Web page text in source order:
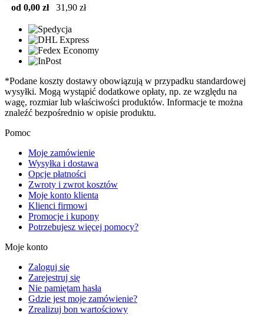
od 0,00 zł
31,90 zł
*Podane koszty dostawy obowiązują w przypadku standardowej
wysyłki. Mogą wystąpić dodatkowe opłaty, np. ze względu na
wagę, rozmiar lub właściwości produktów. Informacje te można
znaleźć bezpośrednio w opisie produktu.
Pomoc
Moje zamówienie
Wysyłka i dostawa
Opcje płatności
Zwroty i zwrot kosztów
Moje konto klienta
Klienci firmowi
Promocje i kupony
Potrzebujesz więcej pomocy?
Moje konto
Zaloguj się
Zarejestruj się
Nie pamiętam hasła
Gdzie jest moje zamówienie?
Zrealizuj bon wartościowy